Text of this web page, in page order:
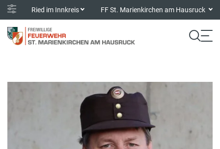
Ried im Innkreis FF St. Marienkirchen am Hausruck